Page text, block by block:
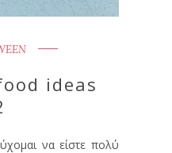
ideas
να είστε πολύ